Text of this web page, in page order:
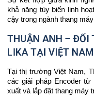
khả năng tùy biến linh
cậy trong ngành thang
THUẬN ANH – ĐỐI
LIKA TẠI VIỆT NAM
Tại thị trường Việt Nam,
các giải pháp Encoder
xuất và lắp đặt thang máy